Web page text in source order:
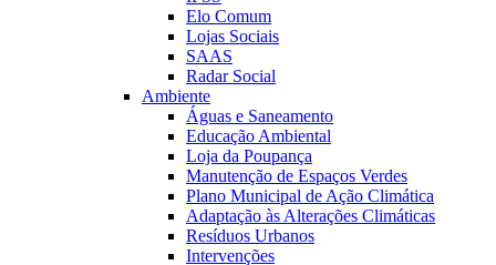
Elo Comum
Lojas Sociais
SAAS
Radar Social
Ambiente
Águas e Saneamento
Educação Ambiental
Loja da Poupança
Manutenção de Espaços Verdes
Plano Municipal de Ação Climática
Adaptação às Alterações Climáticas
Resíduos Urbanos
Intervenções